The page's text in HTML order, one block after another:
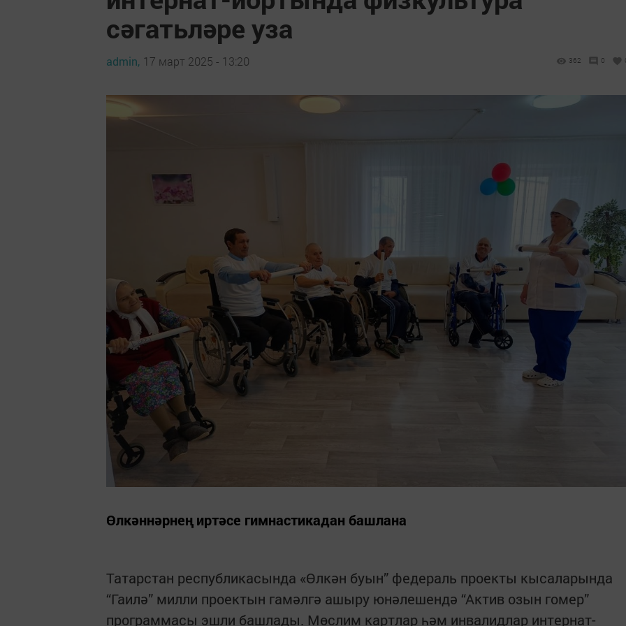
сәгатьләре уза
admin, 17 март 2025 - 13:20 362 0
Өлкәннәрнең иртәсе гимнастикадан башлана
Татарстан республикасында «Өлкән буын” федераль проекты кысаларында
“Гаилә” милли проектын гамәлгә ашыру юнәлешендә “Актив озын гомер”
программасы эшли башлады. Мөслим картлар һәм инвалидлар интернат-